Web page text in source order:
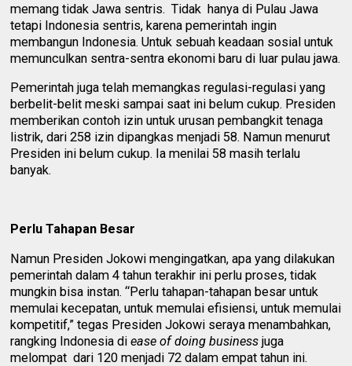
memang tidak Jawa sentris. Tidak hanya di Pulau Jawa
tetapi Indonesia sentris, karena pemerintah ingin
membangun Indonesia. Untuk sebuah keadaan sosial untuk
memunculkan sentra-sentra ekonomi baru di luar pulau jawa.
Pemerintah juga telah memangkas regulasi-regulasi yang
berbelit-belit meski sampai saat ini belum cukup. Presiden
memberikan contoh izin untuk urusan pembangkit tenaga
listrik, dari 258 izin dipangkas menjadi 58. Namun menurut
Presiden ini belum cukup. Ia menilai 58 masih terlalu
banyak.
Perlu Tahapan Besar
Namun Presiden Jokowi mengingatkan, apa yang dilakukan
pemerintah dalam 4 tahun terakhir ini perlu proses, tidak
mungkin bisa instan. “Perlu tahapan-tahapan besar untuk
memulai kecepatan, untuk memulai efisiensi, untuk memulai
kompetitif,” tegas Presiden Jokowi seraya menambahkan,
rangking Indonesia diease of doing business juga
melompat dari 120 menjadi 72 dalam empat tahun ini.